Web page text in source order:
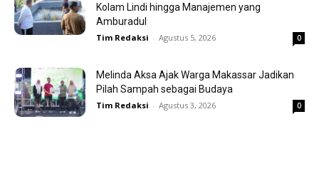
Kolam Lindi hingga Manajemen yang
Amburadul
Tim Redaksi - Agustus 5, 2026 0
Melinda Aksa Ajak Warga Makassar Jadikan
Pilah Sampah sebagai Budaya
Tim Redaksi - Agustus 3, 2026 0